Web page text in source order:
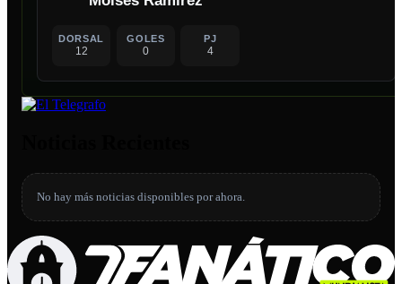
DORSAL
12
GOLES
0
PJ
4
No hay más noticias disponibles por ahora.